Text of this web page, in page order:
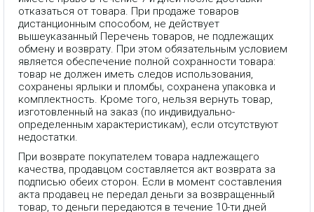
отказаться от товара. При продаже товаров
дистанционным способом, не действует
вышеуказанный Перечень товаров, не подлежащих
обмену и возврату. При этом обязательным условием
является обеспечение полной сохранности товара:
товар не должен иметь следов использования,
сохранены ярлыки и пломбы, сохранена упаковка и
комплектность. Кроме того, нельзя вернуть товар,
изготовленный на заказ (по индивидуально-
определенным характеристикам), если отсутствуют
недостатки.
При возврате покупателем товара надлежащего
качества, продавцом составляется акт возврата за
подписью обеих сторон. Если в момент составления
акта продавец не передал деньги за возвращенный
товар, то деньги передаются в течение 10-ти дней